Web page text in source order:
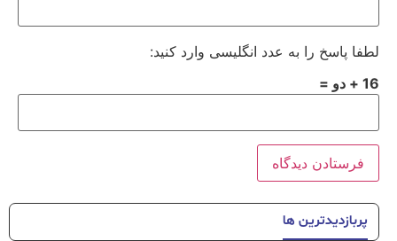
لطفا پاسخ را به عدد انگلیسی وارد کنید:
16 + دو =
پربازدیدترین ها